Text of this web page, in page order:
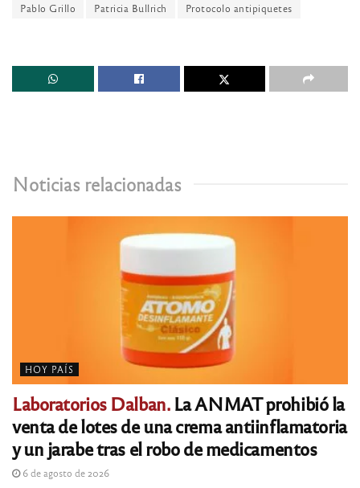
Pablo Grillo
Patricia Bullrich Protocolo antipiquetes
Noticias relacionadas
HOY PAÍS
Laboratorios Dalban.La ANMAT prohibió la
venta de lotes de una crema antiinflamatoria
y un jarabe tras el robo de medicamentos
6 de agosto de 2026